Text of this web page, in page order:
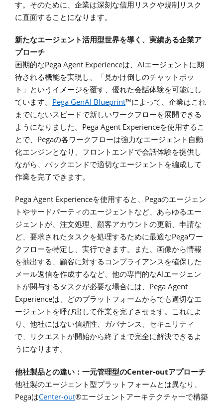
す。そのために、企業は深刻な信用リスクや規制リスク
に直面することになります。
新たなエージェント活用型世界を導く、実績ある企業ア
プローチ
画期的なPega Agent Experienceは、 AIエージェントに期
待される機能を実現し、「見かけ倒しのチャットボッ
ト」というイメージを覆す、優れた会話体験を可能にし
ています。 Pega GenAI Blueprint™によって、企業はこれ
までにないスピードで新しいワークフローを展開できる
ようになりました。 Pega Agent Experienceを使用するこ
とで、 Pegaの各ワークフローは強力なエージェント自動
化エンジンとなり、フロントエンドで会話体験を提供し
ながら、 バックエンドで適切なエージェントを編成して
作業を完了できます。
Pega Agent Experienceを使用すると、 Pegaのエージェン
トやサードパーティのエージェントなど、あらゆるエー
ジェントが、注文処理、顧客アカウントの更新、申請な
ど、要求されたタスクを処理するために最適なPegaワー
クフローを特定し、実行できます。また、画像から情報
を抽出する、顧客に対するコンプライアンスを確保した
メール返信を作成するなど、他の専門的なAIエージェン
トが関与するタスクが必要な場合には、 Pega Agent
Experienceは、どのプラットフォームからでも適切なエ
ージェントを呼び出して作業を完了させます。これによ
り、他社にはない信頼性、ガバナンス、セキュリティ
で、リクエストが開始から終了まで完全に解決できるよ
うになります。
他社製品との違い：一元管理型のCenter-outアプローチ
他社製のエージェント型プラットフォームとは異なり、
PegaはCenter-out®エージェントアーキテクチャ一で構築